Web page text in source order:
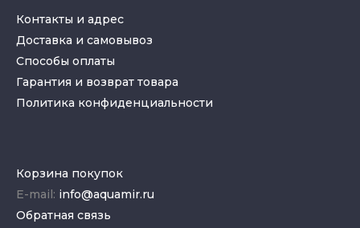
Контакты и адрес
Доставка и самовывоз
Способы оплаты
Гарантия и возврат товара
Политика конфиденциальности
Корзина покупок
E-mail: info@aquamir.ru
Обратная связь